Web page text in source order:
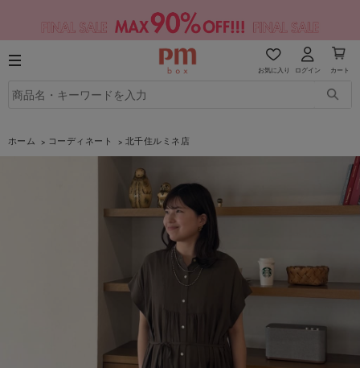
お気に入り ログイン カート
ホーム コーディネート 北千住ルミネ店